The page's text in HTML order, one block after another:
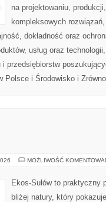
na projektowaniu,
kompleksowych
dokładność oraz
usług oraz
i przedsiębiorstw
Polsce i Środowisko i
MOŻLIWOŚĆ
Ekos-Sułów to praktyczny
bliżej natury, który